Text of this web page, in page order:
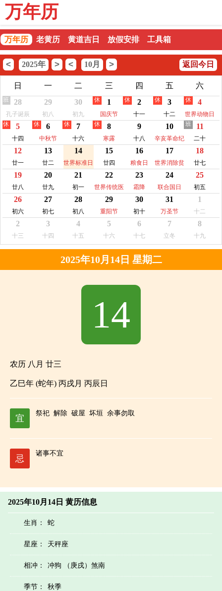
万年历
万年历 老黄历 黄道吉日 放假安排 工具箱
< 2025年 > < 10月 > 返回今日
日 一 二 三 四 五
六
28
孔子诞辰
班 29
初八
30
初九
1
国庆节
休 2
十一
休 3
十二
休 4
世界动物日
休
5
十四
休 6
中秋节
休 7
十六
休 8
寒露
休 9
十八
10
辛亥革命纪
念日
11
二十
班
12
廿一
13
廿二
14
世界标准日
15
廿四
16
粮食日
17
世界消除贫
困日
18
廿七
19
廿八
20
廿九
21
初一
22
世界传统医
药日
23
霜降
24
联合国日
25
初五
26
初六
27
初七
28
初八
29
重阳节
30
初十
31
万圣节
1
十二
2
十三
3
十四
4
十五
5
十六
6
十七
7
立冬
8
十九
2025年10月14日 星期二
14
农历 八月 廿三
乙巳年 (蛇年) 丙戌月 丙辰日
宜
祭祀 解除 破屋 坏垣 余事勿取
忌
诸事不宜
2025年10月14日 黄历信息
生肖： 蛇
星座： 天秤座
相冲： 冲狗 （庚戌）煞南
季节： 秋季